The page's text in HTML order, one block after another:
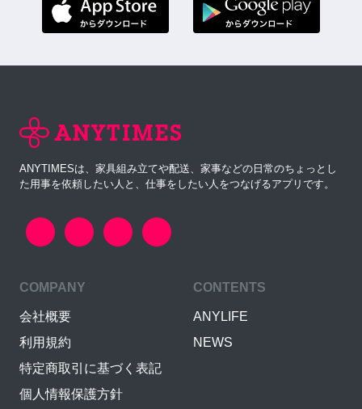
ANYTIMESは、家具組み立てや配送、家事などの日常のちょっとし
た用事を依頼したい人と、仕事をしたい人をつなげるアプリです。
COMPANY
会社概要
利用規約
特定商取引に基づく表記
個人情報保護方針
CONTENTS
ANYLIFE
NEWS